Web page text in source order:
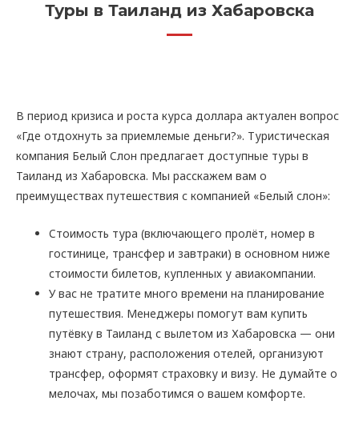
Туры в Таиланд из Хабаровска
В период кризиса и роста курса доллара актуален вопрос
«Где отдохнуть за приемлемые деньги?». Туристическая
компания Белый Слон предлагает доступные туры в
Таиланд из Хабаровска. Мы расскажем вам о
преимуществах путешествия с компанией «Белый слон»:
Стоимость тура (включающего пролёт, номер в
гостинице, трансфер и завтраки) в основном ниже
стоимости билетов, купленных у авиакомпании.
У вас не тратите много времени на планирование
путешествия. Менеджеры помогут вам купить
путёвку в Таиланд с вылетом из Хабаровска — они
знают страну, расположения отелей, организуют
трансфер, оформят страховку и визу. Не думайте о
мелочах, мы позаботимся о вашем комфорте.